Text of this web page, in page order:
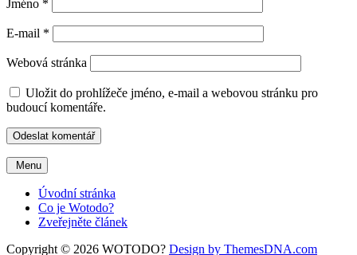
Jméno *
E-mail *
Webová stránka
Uložit do prohlížeče jméno, e-mail a webovou stránku pro
budoucí komentáře.
Menu
Úvodní stránka
Co je Wotodo?
Zveřejněte článek
Copyright © 2026 WOTODO? Design by ThemesDNA.com